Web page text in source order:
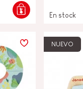
En stock
NUEVO